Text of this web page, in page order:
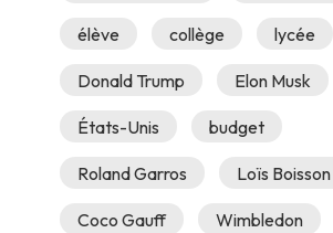
élève collège lycée
Donald Trump Elon Musk
États-Unis budget
Roland Garros Loïs Boisson
Coco Gauff Wimbledon